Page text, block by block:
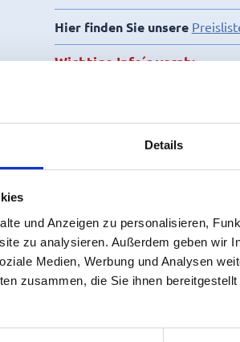
Details
und Anzeigen zu personalisieren,
zu analysieren. Außerdem geben wir
Medien, Werbung und Analysen
zusammen, die Sie ihnen
Hier finden Sie unsere
Wichtige Info´s vorab:
Unser Badestrand ist
Der öffentliche
auf unserem
vorheriger telefonischer
Zeltgruppen können wir
Unser Platz soll Ihnen
Urlaub ermöglichen.
keine Zusatzkosten für